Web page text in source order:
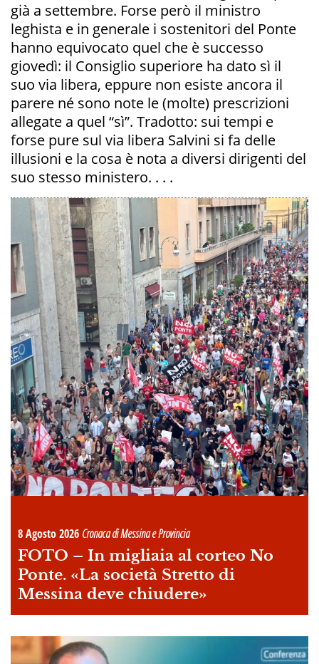
già a settembre. Forse però il ministro
leghista e in generale i sostenitori del Ponte
hanno equivocato quel che è successo
giovedì: il Consiglio superiore ha dato sì il
suo via libera, eppure non esiste ancora il
parere né sono note le (molte) prescrizioni
allegate a quel “sì”. Tradotto: sui tempi e
forse pure sul via libera Salvini si fa delle
illusioni e la cosa è nota a diversi dirigenti del
suo stesso ministero. . . .
8 Agosto 2026 Cronaca di Messina e Provincia
FOTO – In migliaia al corteo No
Ponte. «La società Stretto di
Messina deve chiudere»